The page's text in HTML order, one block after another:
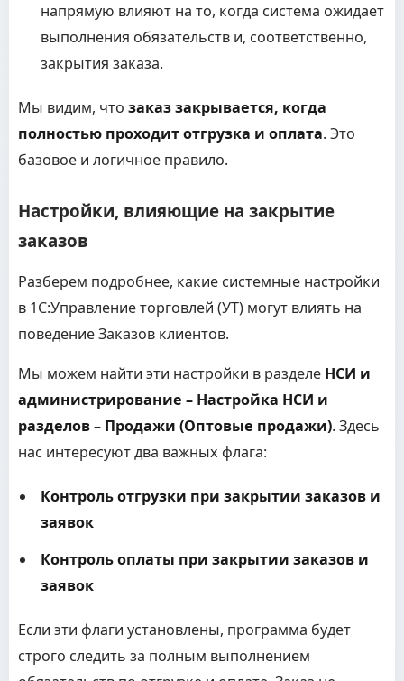
напрямую влияют на то, когда система ожидает
выполнения обязательств и, соответственно,
закрытия заказа.
Мы видим, что заказ закрывается, когда
полностью проходит отгрузка и оплата. Это
базовое и логичное правило.
Настройки, влияющие на закрытие
заказов
Разберем подробнее, какие системные настройки
в 1С:Управление торговлей (УТ) могут влиять на
поведение Заказов клиентов.
Мы можем найти эти настройки в разделе НСИ и
администрирование – Настройка НСИ и
разделов – Продажи (Оптовые продажи). Здесь
нас интересуют два важных флага:
Контроль отгрузки при закрытии заказов и
заявок
Контроль оплаты при закрытии заказов и
заявок
Если эти флаги установлены, программа будет
строго следить за полным выполнением